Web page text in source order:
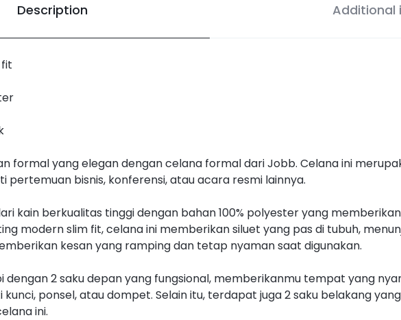
Description Additional
formal yang elegan dengan celana formal dari Jobb. Celana ini
pertemuan bisnis, konferensi, atau acara resmi lainnya.
kain berkualitas tinggi dengan bahan 100% polyester yang
modern slim fit, celana ini memberikan siluet yang pas di tubuh,
kesan yang ramping dan tetap nyaman saat digunakan.
dengan 2 saku depan yang fungsional, memberikanmu tempat yang
ponsel, atau dompet. Selain itu, terdapat juga 2 saku belakang
ini.